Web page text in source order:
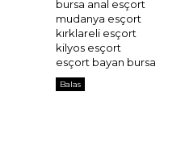
bursa anal esçort
mudanya esçort
kırklareli esçort
kilyos esçort
esçort bayan bursa
Balas